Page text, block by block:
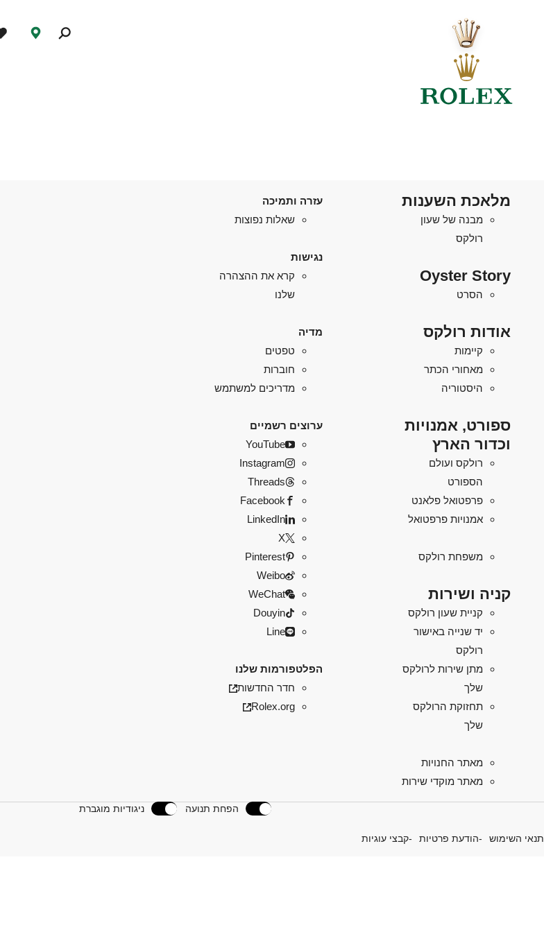
מלאכת השענות
מבנה של שעון
רולקס
Oyster Story
הסרט
אודות רולקס
קיימות
מאחורי הכתר
היסטוריה
ספורט, אמנויות
וכדור הארץ
רולקס ועולם
הספורט
פרפטואל פלאנט
אמנויות פרפטואל
משפחת רולקס
קניה ושירות
קניית שעון רולקס
יד שנייה באישור
רולקס
מתן שירות לרולקס
שלך
תחזוקת הרולקס
שלך
מאתר החנויות
מאתר מוקדי שירות
עזרה ותמיכה
שאלות נפוצות
נגישות
קרא את ההצהרה
שלנו
מדיה
טפטים
חוברות
מדריכים למשתמש
ערוצים רשמיים
YouTube
Instagram
Threads
Facebook
LinkedIn
X
Pinterest
Weibo
WeChat
Douyin
Line
הפלטפורמות שלנו
חדר החדשות
Rolex.org
הפחת תנועה ניגודיות מוגברת
תנאי השימוש הודעת פרטיות קבצי עוגיות